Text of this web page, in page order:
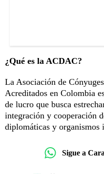
¿Qué es la ACDAC?
La Asociación de
Acreditados en Colombia
de lucro que busca
integración y cooperación
diplomáticas y organismos
Sigue a